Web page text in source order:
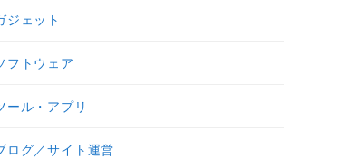
ジェット
フトウェア
ール・アプリ
ログ／サイト運営